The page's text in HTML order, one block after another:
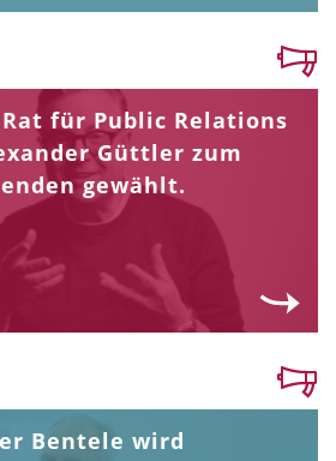
für Public Relations
Güttler zum
gewählt.
Bentele wird